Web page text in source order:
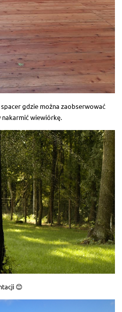
spacer gdzie można zaobserwować
nakarmić wiewiórkę.
😊